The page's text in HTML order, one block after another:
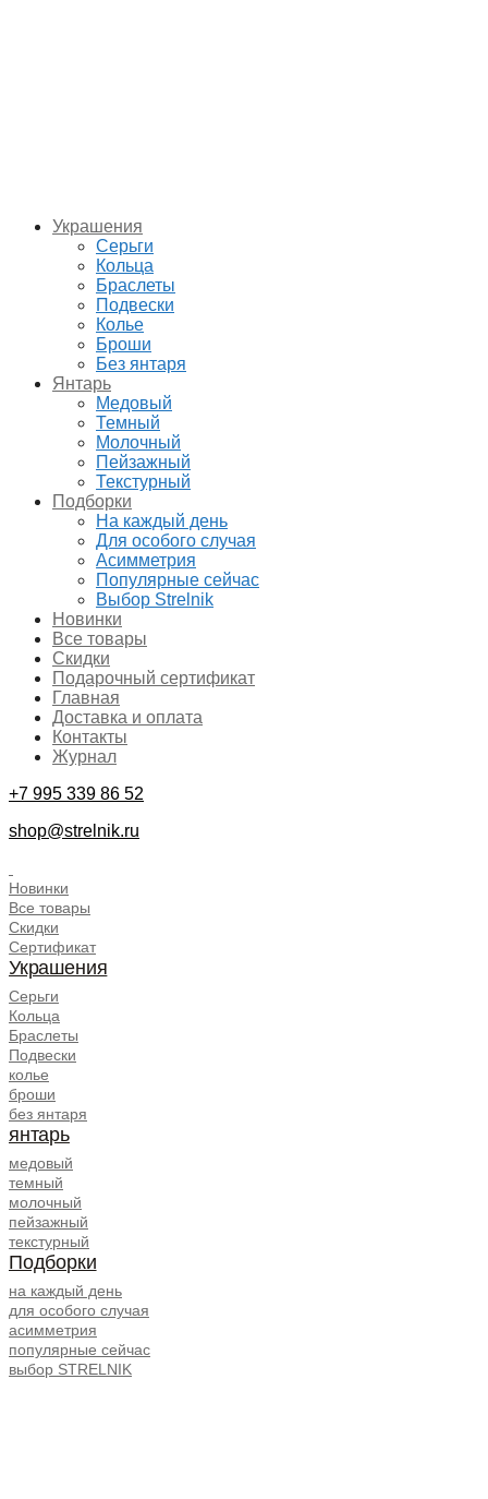
Украшения
Серьги
Кольца
Браслеты
Подвески
Колье
Броши
Без янтаря
Янтарь
Медовый
Темный
Молочный
Пейзажный
Текстурный
Подборки
На каждый день
Для особого случая
Асимметрия
Популярные сейчас
Выбор Strelnik
Новинки
Все товары
Скидки
Подарочный сертификат
Главная
Доставка и оплата
Контакты
Журнал
+7 995 339 86 52
shop@strelnik.ru
Новинки
Все товары
Скидки
Сертификат
Украшения
Серьги
Кольца
Браслеты
Подвески
колье
броши
без янтаря
янтарь
медовый
темный
молочный
пейзажный
текстурный
Подборки
на каждый день
для особого случая
асимметрия
популярные сейчас
выбор STRELNIK